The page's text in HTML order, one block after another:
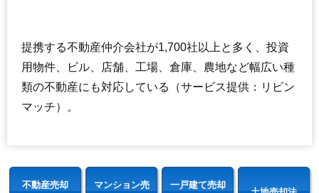
提携する不動産仲介会社が1,700社以上と多く、投資
用物件、ビル、店舗、工場、倉庫、農地など幅広い種
類の不動産にも対応している（サービス提供：リビン
マッチ）。
不動産売却
マンション売
一戸建て売却